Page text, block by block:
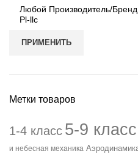
ПРИМЕНИТЬ
Метки товаров
1-4 класс 5-9 класс
и небесная механика